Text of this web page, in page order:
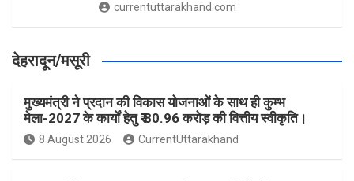
currentuttarakhand.com
देहरादून/मसूरी
मुख्यमंत्री ने प्रदान की विकास योजनाओं के साथ ही कुम्भ
मेला-2027 के कार्यों हेतु ₹ 80.96 करोड़ की वित्तीय स्वीकृति।
8 August 2026 CurrentUttarakhand